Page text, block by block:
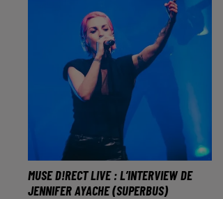
MUSE D!RECT LIVE : L’INTERVIEW DE
JENNIFER AYACHE (SUPERBUS)